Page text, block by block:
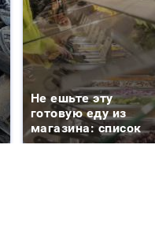
Не ешьте эту
готовую еду из
магазина: список